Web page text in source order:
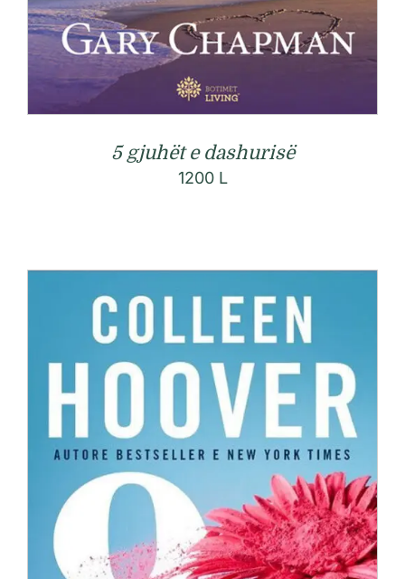
5 gjuhët e dashurisë
1200 L